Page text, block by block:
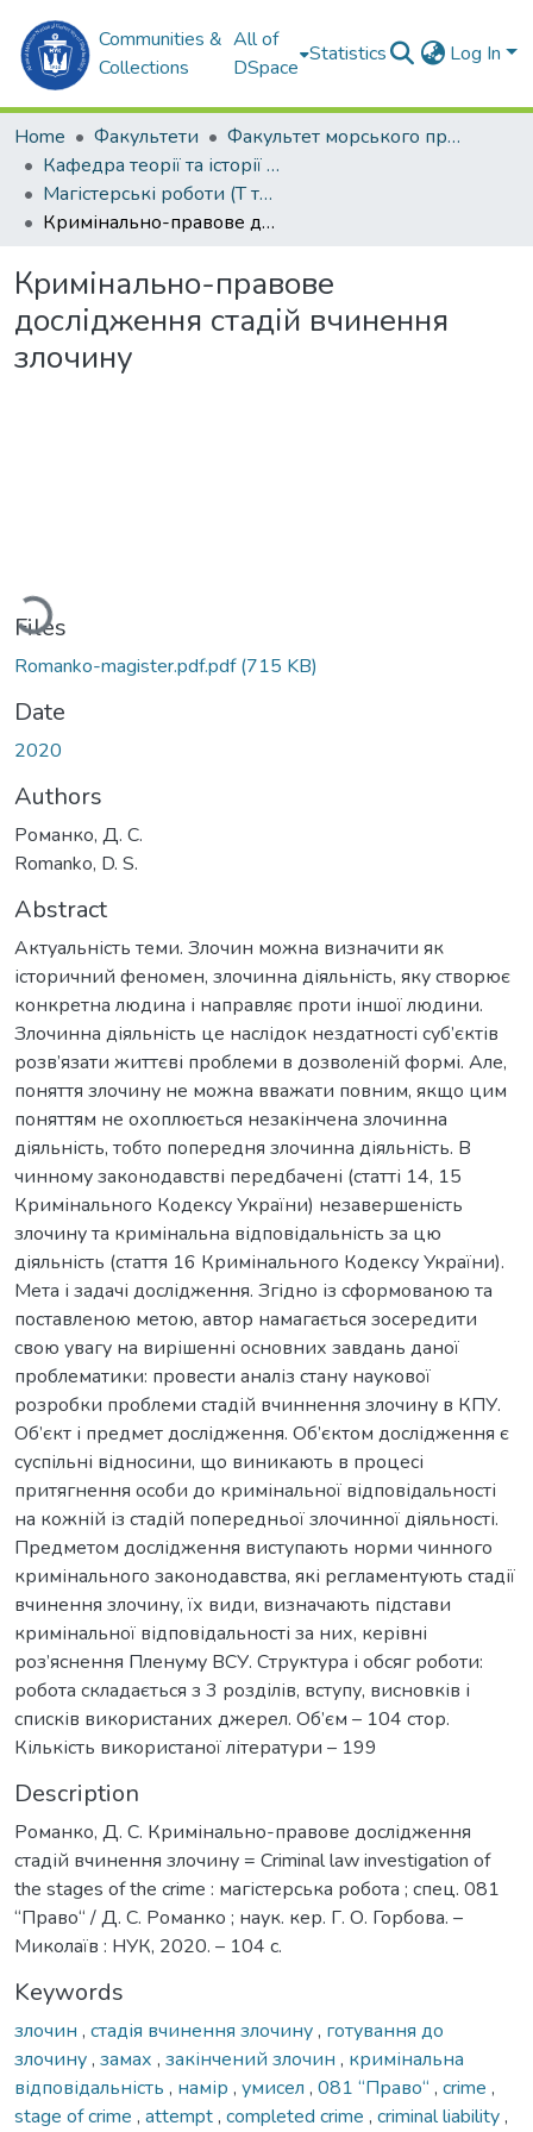
Communities &
Collections
All of
DSpace
Statistics Log In
Home Факультети
Факультет морського права (ФМП)
Кафедра теорії та історії держави та права (Т та ІДП)
Магістерські роботи (Т та ІДП)
Кримінально-правове дослідження стадій вчинення злочину
Кримінально-правове
дослідження стадій вчинення
злочину
Loading...
Files
Romanko-magister.pdf.pdf(715 KB)
Date
2020
Authors
Романко, Д. С.
Romanko, D. S.
Abstract
Актуальність теми. Злочин можна визначити як
історичний феномен, злочинна діяльність, яку створює
конкретна людина і направляє проти іншої людини.
Злочинна діяльність це наслідок нездатності суб’єктів
розв’язати життєві проблеми в дозволеній формі. Але,
поняття злочину не можна вважати повним, якщо цим
поняттям не охоплюється незакінчена злочинна
діяльність, тобто попередня злочинна діяльність. В
чинному законодавстві передбачені (статті 14, 15
Кримінального Кодексу України) незавершеність
злочину та кримінальна відповідальність за цю
діяльність (стаття 16 Кримінального Кодексу України).
Мета і задачі дослідження. Згідно із сформованою та
поставленою метою, автор намагається зосередити
свою увагу на вирішенні основних завдань даної
проблематики: провести аналіз стану наукової
розробки проблеми стадій вчиннення злочину в КПУ.
Об’єкт і предмет дослідження. Об’єктом дослідження є
суспільні відносини, що виникають в процесі
притягнення особи до кримінальної відповідальності
на кожній із стадій попередньої злочинної діяльності.
Предметом дослідження виступають норми чинного
кримінального законодавства, які регламентують стадії
вчинення злочину, їх види, визначають підстави
кримінальної відповідальності за них, керівні
роз’яснення Пленуму ВСУ. Структура і обсяг роботи:
робота складається з 3 розділів, вступу, висновків і
списків використаних джерел. Об’єм – 104 стор.
Кількість використаної літератури – 199
Description
Романко, Д. С. Кримінально-правове дослідження
стадій вчинення злочину = Criminal law investigation of
the stages of the crime : магістерська робота ; спец. 081
“Право“ / Д. С. Романко ; наук. кер. Г. О. Горбова. –
Миколаїв : НУК, 2020. – 104 с.
Keywords
злочин , стадія вчинення злочину, готування до
злочину, замах , закінчений злочин , кримінальна
відповідальність , намір , умисел , 081 “Право“ , crime ,
stage of crime , attempt, completed crime , criminal liability,